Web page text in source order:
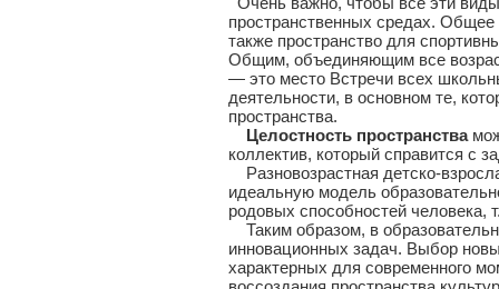
пространственных средах.
также пространство для
Общим, объединяющим все
— это место Встречи всех
деятельности, в основном те,
пространства.
Целостность пространства
коллектив, который справится с
Разновозрастная детско-
идеальную модель
родовых способностей человека,
Таким образом, в
инновационных задач. Выбор
характерных для современного